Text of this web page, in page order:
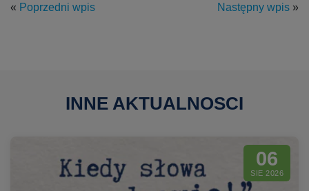
« Poprzedni wpis Następny wpis »
INNE AKTUALNOSCI
06
SIE 2026